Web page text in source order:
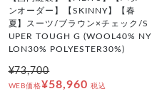
ンオーダー】【SKINNY】【春
夏】スーツ/ブラウン×チェック/S
UPER TOUGH G (WOOL40% NY
LON30% POLYESTER30%)
¥73,700
WEB価格¥58,960 税込